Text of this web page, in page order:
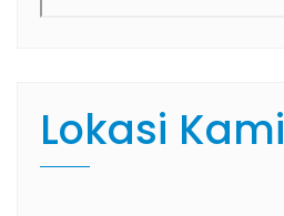
Lokasi Kami